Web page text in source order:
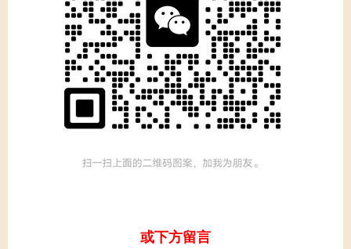
或下方留言